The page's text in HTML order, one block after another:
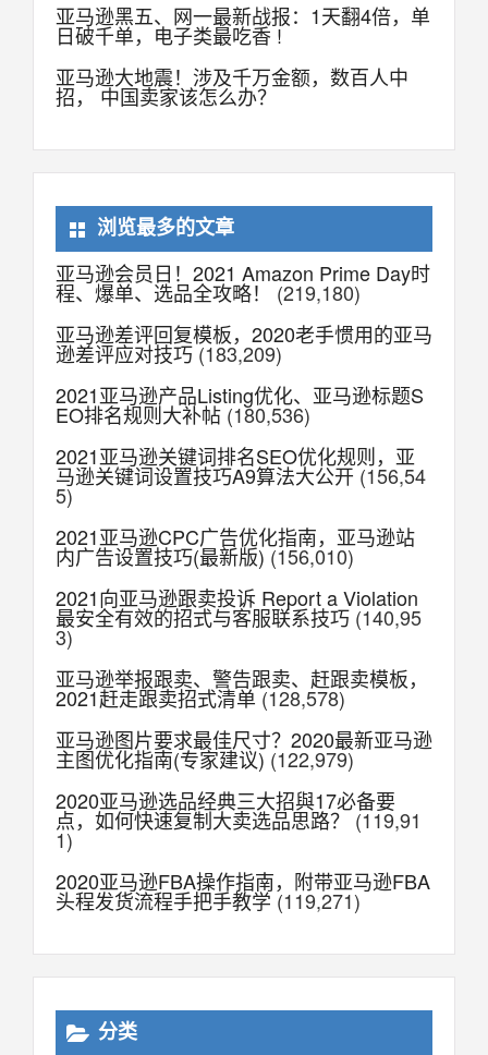
亚马逊黑五、网一最新战报：1天翻4倍，单
日破千单，电子类最吃香 !
亚马逊大地震！涉及千万金额，数百人中
招， 中国卖家该怎么办？
浏览最多的文章
亚马逊会员日！2021 Amazon Prime Day时
程、爆单、选品全攻略！
(219,180)
亚马逊差评回复模板，2020老手惯用的亚马
逊差评应对技巧(183,209)
2021亚马逊产品Listing优化、亚马逊标题S
EO排名规则大补帖 (180,536)
2021亚马逊关键词排名SEO优化规则，亚
马逊关键词设置技巧A9算法大公开(156,54
5)
2021亚马逊CPC广告优化指南，亚马逊站
内广告设置技巧(最新版)(156,010)
2021向亚马逊跟卖投诉 Report a Violation
最安全有效的招式与客服联系技巧 (140,95
3)
亚马逊举报跟卖、警告跟卖、赶跟卖模板，
2021赶走跟卖招式清单(128,578)
亚马逊图片要求最佳尺寸？2020最新亚马逊
主图优化指南(专家建议) (122,979)
2020亚马逊选品经典三大招與17必备要
点，如何快速复制大卖选品思路？ (119,91
1)
2020亚马逊FBA操作指南，附带亚马逊FBA
头程发货流程手把手教学(119,271)
分类